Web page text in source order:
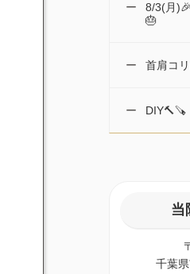
8/3(月
🎂
首肩コ
DIY🔨🪚
当
千葉